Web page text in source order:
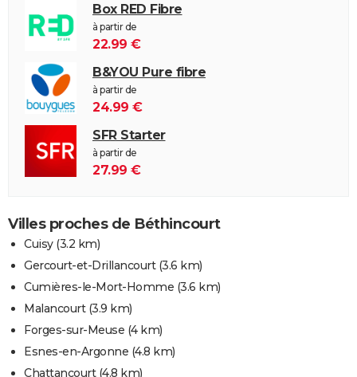
Box RED Fibre
à partir de
22.99 €
B&YOU Pure fibre
à partir de
24.99 €
SFR Starter
à partir de
27.99 €
Villes proches de Béthincourt
Cuisy(3.2 km)
Gercourt-et-Drillancourt(3.6 km)
Cumières-le-Mort-Homme (3.6 km)
Malancourt(3.9 km)
Forges-sur-Meuse (4 km)
Esnes-en-Argonne (4.8 km)
Chattancourt(4.8 km)